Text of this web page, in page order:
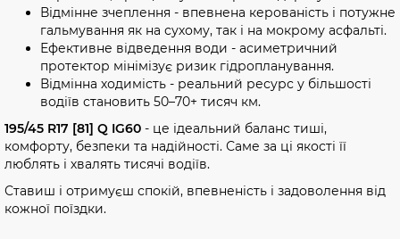
Відмінне зчеплення - впевнена керованість і потужне
гальмування як на сухому, так і на мокрому асфальті.
Ефективне відведення води - асиметричний
протектор мінімізує ризик гідропланування.
Відмінна ходимість - реальний ресурс у більшості
водіїв становить 50–70+ тисяч км.
195/45 R17 [81] Q IG60 - це ідеальний баланс тиші,
комфорту, безпеки та надійності. Саме за ці якості її
люблять і хвалять тисячі водіїв.
Ставиш і отримуєш спокій, впевненість і задоволення від
кожної поїздки.